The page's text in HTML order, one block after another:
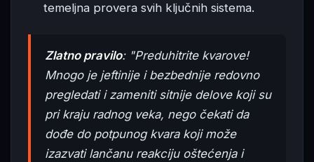
temeljna provera svih ključnih sistema.
Zlatno pravilo: "Preduhitrite kvarove!
Mnogo je jeftinije i bezbednije redovno
pregledati i zameniti sitnije delove koji su
pri kraju radnog veka, nego čekati da
dođe do potpunog kvara koji može
izazvati lančanu reakciju oštećenja i